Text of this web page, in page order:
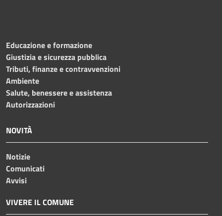
Educazione e formazione
Giustizia e sicurezza pubblica
Tributi, finanze e contravvenzioni
Ambiente
Salute, benessere e assistenza
Autorizzazioni
NOVITÀ
Notizie
Comunicati
Avvisi
VIVERE IL COMUNE